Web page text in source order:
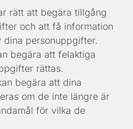
rätt att begära tillgång
och att få information
dina personuppgifter.
begära att felaktiga
rättas.
begära att dina
om de inte längre är
för vilka de